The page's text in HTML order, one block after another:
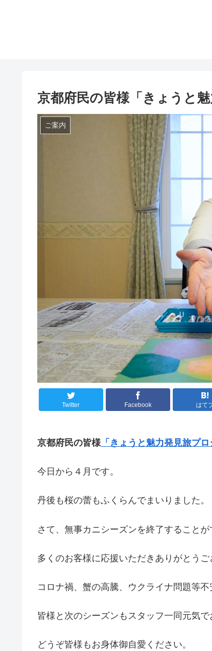
京都府民の皆様「きょうと
ご案内
Twitter Facebook はて
京都府民の皆様「きょうと魅力発見旅プロ
今日から４月です。
丹後も桜の蕾もふくらんでまいりました。
さて、無事カニシーズンを終了することが
多くのお客様に応援いただきありがとうご
コロナ禍、蟹の高騰、ウクライナ問題等不
皆様と次のシーズンもスタッフ一同元気で
どうぞ皆様もお身体御自愛ください。